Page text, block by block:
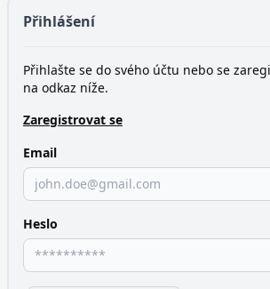
Přihlášení
Přihlašte se do svého účtu nebo se
na odkaz níže.
Zaregistrovat se
Email
Heslo